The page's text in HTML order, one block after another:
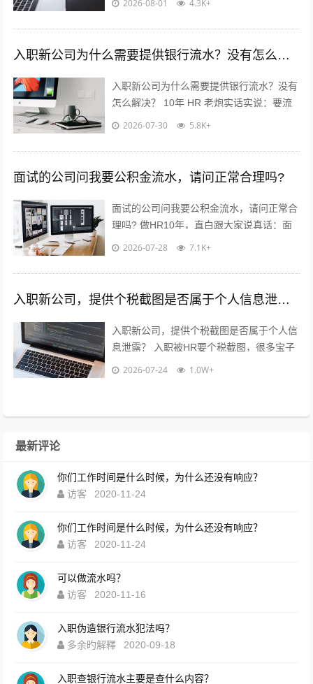
2026-08-01 4.3K+
入职新公司为什么需要提供银行流水？没有怎么解决？
入职新公司为什么需要提供银行流水？没有
怎么解决？ 10年 HR 老炮实话实说：要流
水真不是公司故意刁难你！? 核心就3点：
2026-07-30 5.8K+
面试的公司问我要公积金流水，请问正常合理吗?
面试的公司问我要公积金流水，请问正常合
理吗? 做HR10年，直白跟大家说真话：面
试要公积金流水，很常见，但不是必须！不
2026-07-28 7.1K+
入职新公司，提供个税截图是否属于个人信息泄露？
入职新公司，提供个税截图是否属于个人信
息泄露？ 入职被HR要个税截图，很多宝子
都慌了：这算不算隐私泄露？到底能不能
2026-07-24 1.0W+
最新评论
你们工作时间是什么时候，为什么还没有响应？
访客
2020-11-24
你们工作时间是什么时候，为什么还没有响应？
访客
2020-11-24
可以做流水吗？
访客
2020-11-16
入职伪造银行流水犯法吗？
多余旳解釋
2020-09-18
入职查银行流水主要是查什么内容？